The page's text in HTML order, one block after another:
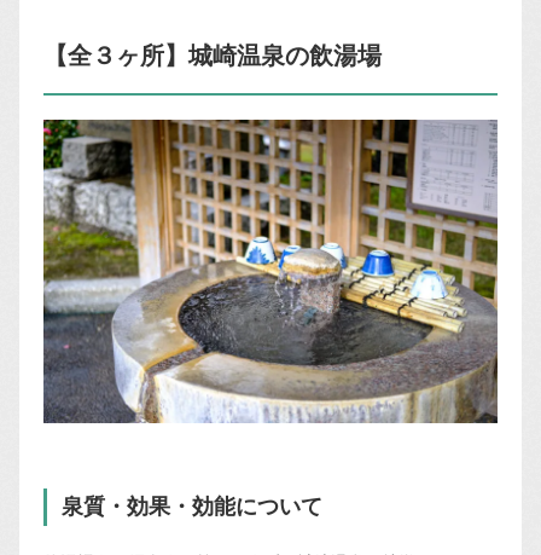
【全３ヶ所】城崎温泉の飲湯場
泉質・効果・効能について